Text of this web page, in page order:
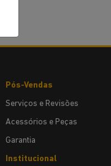
Pós-Vendas
Serviços e Revisões
Acessórios e Peças
Garantia
Institucional